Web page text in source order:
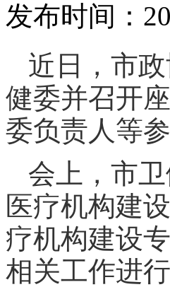
发布时间：
近日，市
健委并召开
委负责人等参
会上，市
医疗机构建
疗机构建设
相关工作进